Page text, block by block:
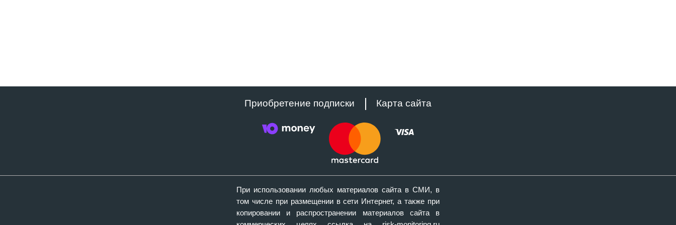
Приобретение подписки Карта сайта
При использовании любых материалов сайта в СМИ, в
том числе при размещении в сети Интернет, а также при
копировании и распространении материалов сайта в